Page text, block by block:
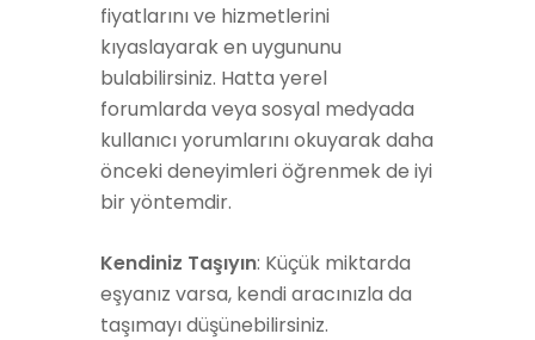
fiyatlarını ve hizmetlerini
kıyaslayarak en uygununu
bulabilirsiniz. Hatta yerel
forumlarda veya sosyal medyada
kullanıcı yorumlarını okuyarak daha
önceki deneyimleri öğrenmek de iyi
bir yöntemdir.
Kendiniz Taşıyın: Küçük miktarda
eşyanız varsa, kendi aracınızla da
taşımayı düşünebilirsiniz.